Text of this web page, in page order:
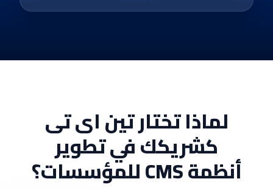
لماذا تختار تين اى تى
كشريكك في تطوير
أنظمة CMS للمؤسسات؟